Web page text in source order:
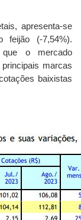
apresenta-se
(-7,54%).
que o mercado
marcas
baixistas